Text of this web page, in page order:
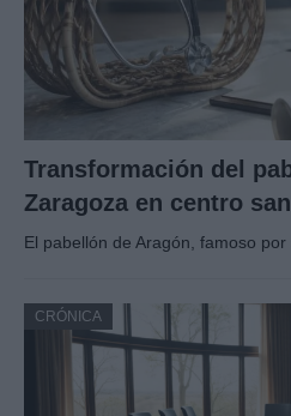
Transformación del
Zaragoza en centro
El pabellón de Aragón, famoso por
CRÓNICA